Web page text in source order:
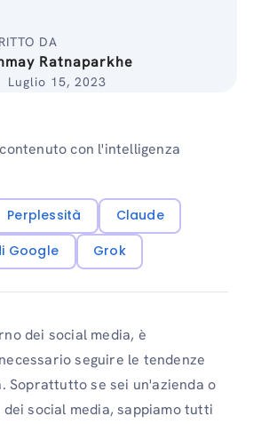
DA
Ratnaparkhe
Luglio 15, 2023
con l'intelligenza
Perplessità
Claude
Google
Grok
dei social media, è
seguire le tendenze
Soprattutto se sei un'azienda o
social media, sappiamo tutti